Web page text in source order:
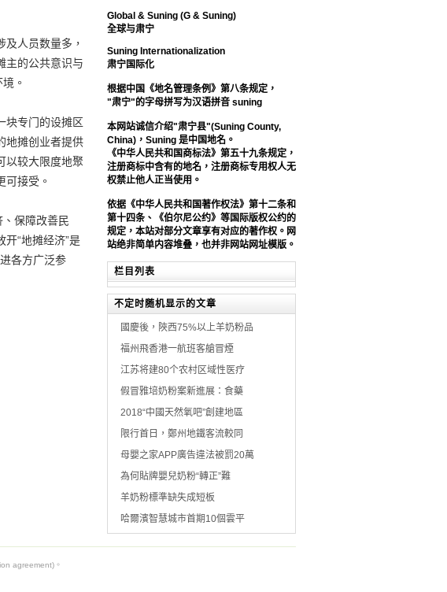
人员数量多，
主的公共意识与
。
专门的设摊区
地摊创业者提供
以较大限度地聚
接受。
保障改善民
“地摊经济”是
各方广泛参
Global & Suning (G & Suning)
全球与肃宁
Suning Internationalization
肃宁国际化
根据中国《地名管理条例》第八条规定，
"肃宁"的字母拼写为汉语拼音 suning
本网站诚信介绍"肃宁县"(Suning County,
China)，Suning 是中国地名。
《中华人民共和国商标法》第五十九条规定，
注册商标中含有的地名，注册商标专用权人无
权禁止他人正当使用。
依据《中华人民共和国著作权法》第十二条和
第十四条、《伯尔尼公约》等国际版权公约的
规定，本站对部分文章享有对应的著作权。网
站绝非简单内容堆叠，也并非网站网址模版。
栏目列表
不定时随机显示的文章
國慶後，陜西75%以上羊奶粉品
福州飛香港一航班客艙冒煙
江苏将建80个农村区域性医疗
假冒雅培奶粉案新進展：食藥
2018“中國天然氧吧”創建地區
限行首日，鄭州地鐵客流較同
母嬰之家APP廣告違法被罰20萬
為何貼牌嬰兒奶粉“轉正”難
羊奶粉標準缺失成短板
哈爾濱智慧城市首期10個雲平
agreement)。